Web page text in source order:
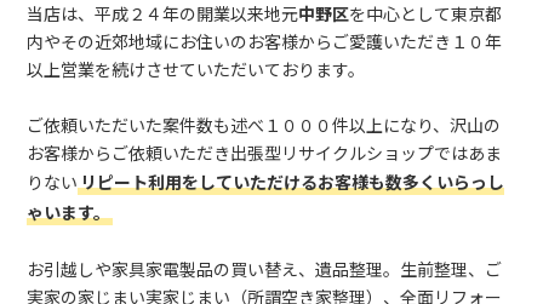
当店は、平成２４年の開業以来地元中野区を中心として東京都
内やその近郊地域にお住いのお客様からご愛護いただき１０年
以上営業を続けさせていただいております。
ご依頼いただいた案件数も述べ１０００件以上になり、沢山の
お客様からご依頼いただき出張型リサイクルショップではあま
りないリピート利用をしていただけるお客様も数多くいらっし
ゃいます。
お引越しや家具家電製品の買い替え、遺品整理。生前整理、ご
実家の家じまい実家じまい（所謂空き家整理）、全面リフォー